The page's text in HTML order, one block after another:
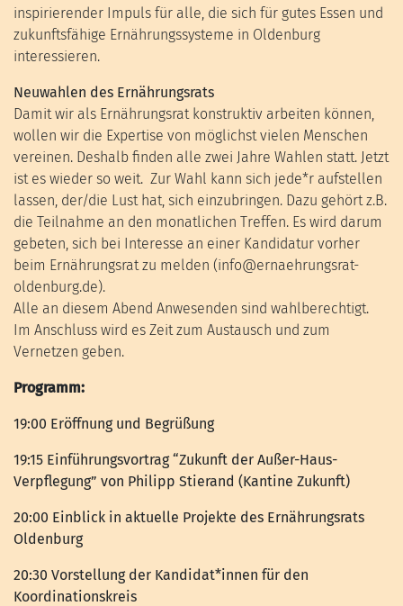
inspirierender Impuls für alle, die sich für gutes Essen und
zukunftsfähige Ernährungssysteme in Oldenburg
interessieren.
Neuwahlen des Ernährungsrats
Damit wir als Ernährungsrat konstruktiv arbeiten können,
wollen wir die Expertise von möglichst vielen Menschen
vereinen. Deshalb finden alle zwei Jahre Wahlen statt. Jetzt
ist es wieder so weit. Zur Wahl kann sich jede*r aufstellen
lassen, der/die Lust hat, sich einzubringen. Dazu gehört z.B.
die Teilnahme an den monatlichen Treffen. Es wird darum
gebeten, sich bei Interesse an einer Kandidatur vorher
beim Ernährungsrat zu melden (info@ernaehrungsrat-
oldenburg.de).
Alle an diesem Abend Anwesenden sind wahlberechtigt.
Im Anschluss wird es Zeit zum Austausch und zum
Vernetzen geben.
Programm:
19:00 Eröffnung und Begrüßung
19:15 Einführungsvortrag “Zukunft der Außer-Haus-
Verpflegung” von Philipp Stierand (Kantine Zukunft)
20:00 Einblick in aktuelle Projekte des Ernährungsrats
Oldenburg
20:30 Vorstellung der Kandidat*innen für den
Koordinationskreis